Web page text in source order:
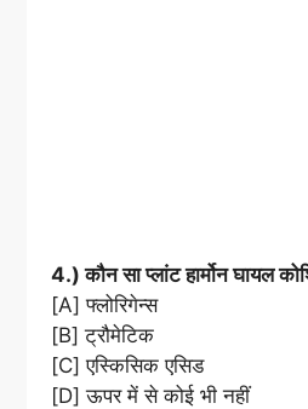
4.) कौन सा प्लांट हार्मोन घायल
[A] फ्लोरिगेन्स
[B] ट्रौमेटिक
[C] एस्किसिक एसिड
[D] ऊपर में से कोई भी नहीं